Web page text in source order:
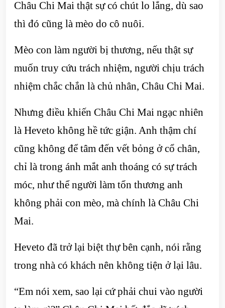
Châu Chi Mai thật sự có chút lo lắng, dù sao
thì đó cũng là mèo do cô nuôi.
Mèo con làm người bị thương, nếu thật sự
muốn truy cứu trách nhiệm, người chịu trách
nhiệm chắc chắn là chủ nhân, Châu Chi Mai.
Nhưng điều khiến Châu Chi Mai ngạc nhiên
là Heveto không hề tức giận. Anh thậm chí
cũng không để tâm đến vết bỏng ở cổ chân,
chỉ là trong ánh mắt anh thoáng có sự trách
móc, như thể người làm tổn thương anh
không phải con mèo, mà chính là Châu Chi
Mai.
Heveto đã trở lại biệt thự bên cạnh, nói rằng
trong nhà có khách nên không tiện ở lại lâu.
“Em nói xem, sao lại cứ phải chui vào người